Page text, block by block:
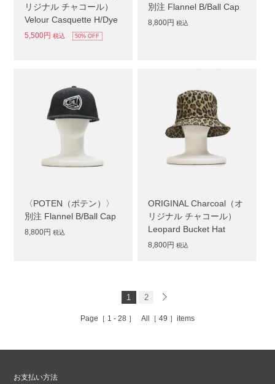
リジナル チャコール）
Velour Casquette H/Dye
5,500円 税込 50% OFF
別注 Flannel B/Ball Cap
8,800円 税込
〈POTEN（ポテン）〉
別注 Flannel B/Ball Cap
8,800円 税込
ORIGINAL Charcoal（オ
リジナル チャコール）
Leopard Bucket Hat
8,800円 税込
1 2
Page［ 1 - 28 ］ All［ 49 ］items
お支払い方法